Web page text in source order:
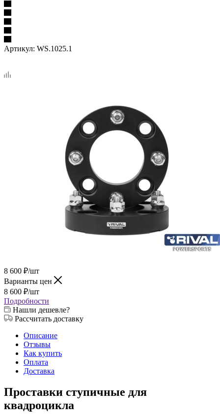
Артикул: WS.1025.1
8 600 ₽/шт
Варианты цен
8 600 ₽/шт
Подробности
Нашли дешевле?
Рассчитать доставку
Описание
Отзывы
Как купить
Оплата
Доставка
Проставки ступичные для
квадроцикла